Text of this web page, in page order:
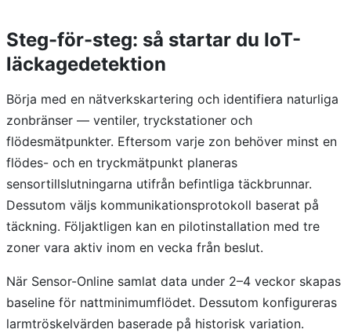
Steg-för-steg: så startar du IoT-
läckagedetektion
Börja med en nätverkskartering och identifiera naturliga
zonbränser — ventiler, tryckstationer och
flödesmätpunkter. Eftersom varje zon behöver minst en
flödes- och en tryckmätpunkt planeras
sensortillslutningarna utifrån befintliga täckbrunnar.
Dessutom väljs kommunikationsprotokoll baserat på
täckning. Följaktligen kan en pilotinstallation med tre
zoner vara aktiv inom en vecka från beslut.
När Sensor-Online samlat data under 2–4 veckor skapas
baseline för nattminimumflödet. Dessutom konfigureras
larmtröskelvärden baserade på historisk variation.